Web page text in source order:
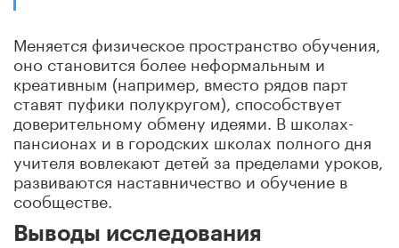
Меняется физическое пространство обучения,
оно становится более неформальным и
креативным (например, вместо рядов парт
ставят пуфики полукругом), способствует
доверительному обмену идеями. В школах-
пансионах и в городских школах полного дня
учителя вовлекают детей за пределами уроков,
развиваются наставничество и обучение в
сообществе.
Выводы исследования